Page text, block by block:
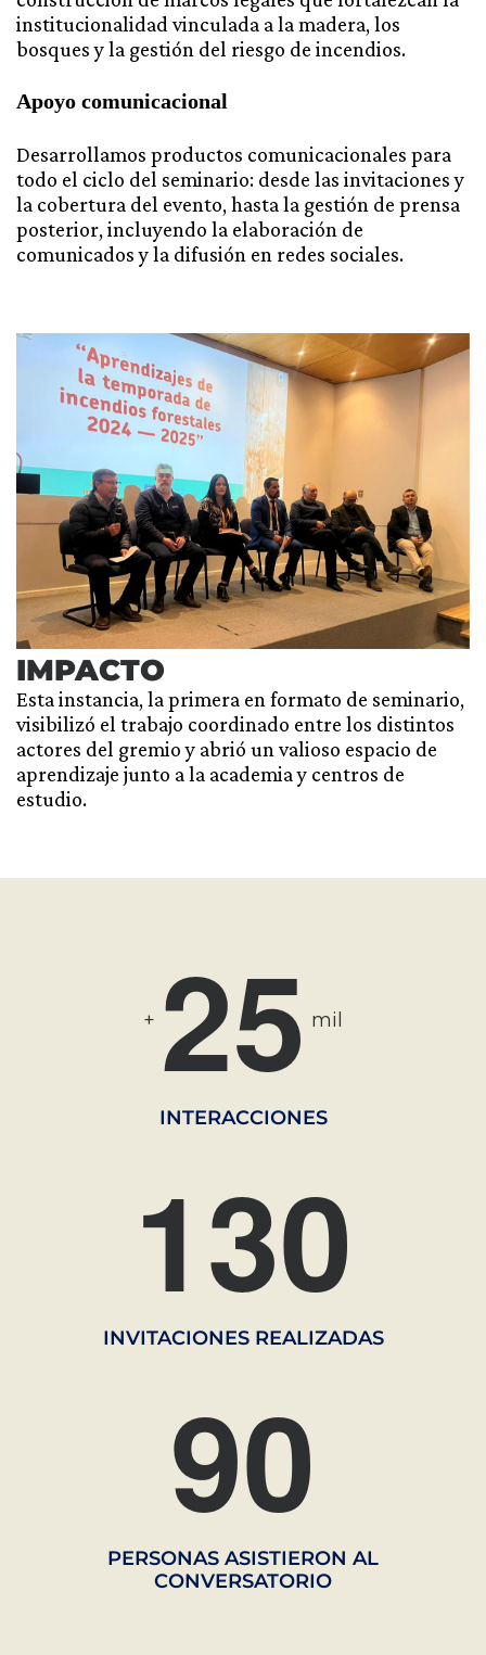
institucionalidad vinculada a la madera, los
bosques y la gestión del riesgo de incendios.
Apoyo comunicacional
Desarrollamos productos comunicacionales para
todo el ciclo del seminario: desde las invitaciones y
la cobertura del evento, hasta la gestión de prensa
posterior, incluyendo la elaboración de
comunicados y la difusión en redes sociales.
IMPACTO
Esta instancia, la primera en formato de seminario,
visibilizó el trabajo coordinado entre los distintos
actores del gremio y abrió un valioso espacio de
aprendizaje junto a la academia y centros de
estudio.
+ 25 mil
INTERACCIONES
130
INVITACIONES REALIZADAS
90
PERSONAS ASISTIERON AL
CONVERSATORIO